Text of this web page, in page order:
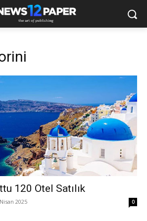
120 Otel Satılık
2025 0